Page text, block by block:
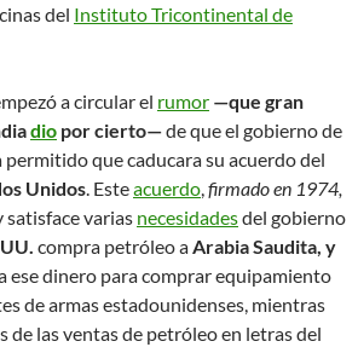
del Instituto Tricontinental de
a circular el rumor —que gran
dio por cierto—de que el gobierno de
permitido que caducara su acuerdo del
Unidos . Esteacuerdo firmado en 1974,
satisface varias necesidadesdel gobierno
compra petróleo a Arabia Saudita, y
ese dinero para comprar equipamiento
de armas estadounidenses, mientras
de las ventas de petróleo en letras del